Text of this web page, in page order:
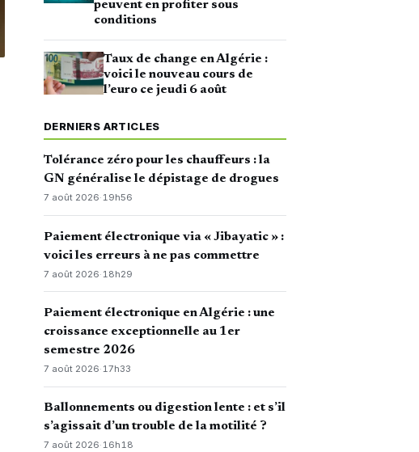
peuvent en profiter sous
conditions
Taux de change en Algérie :
voici le nouveau cours de
l’euro ce jeudi 6 août
DERNIERS ARTICLES
Tolérance zéro pour les chauffeurs : la
GN généralise le dépistage de drogues
7 août 2026·19h56
Paiement électronique via « Jibayatic » :
voici les erreurs à ne pas commettre
7 août 2026· 18h29
Paiement électronique en Algérie : une
croissance exceptionnelle au 1er
semestre 2026
7 août 2026·17h33
Ballonnements ou digestion lente : et s’il
s’agissait d’un trouble de la motilité ?
7 août 2026·16h18